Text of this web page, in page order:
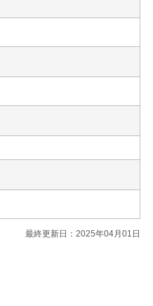
最終更新日：2025年04月01日